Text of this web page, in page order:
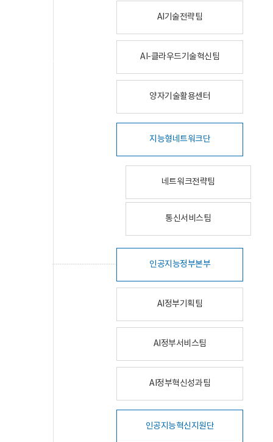
AI기술전략팀
AI-클라우드기술혁신팀
양자기술활용센터
지능형네트워크단
네트워크전략팀
통신서비스팀
인공지능정부본부
AI정부기획팀
AI정부서비스팀
AI정부혁신성과팀
인공지능혁신지원단